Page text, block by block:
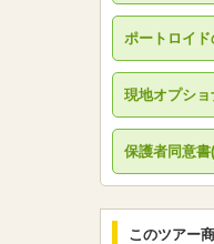
ポートロイ
現地オプショ
保護者同意
このツアー